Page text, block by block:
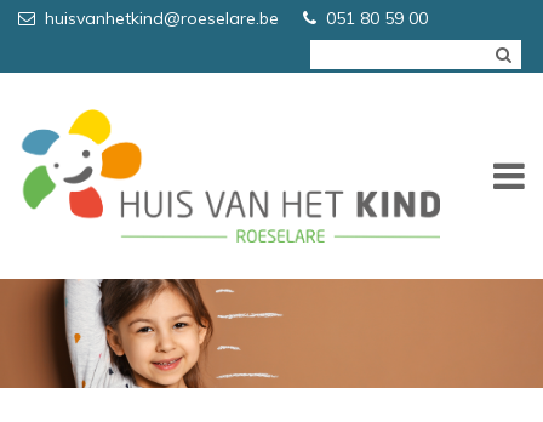
Overslaan en naar de inhoud gaan
huisvanhetkind@roeselare.be 051 80 59 00